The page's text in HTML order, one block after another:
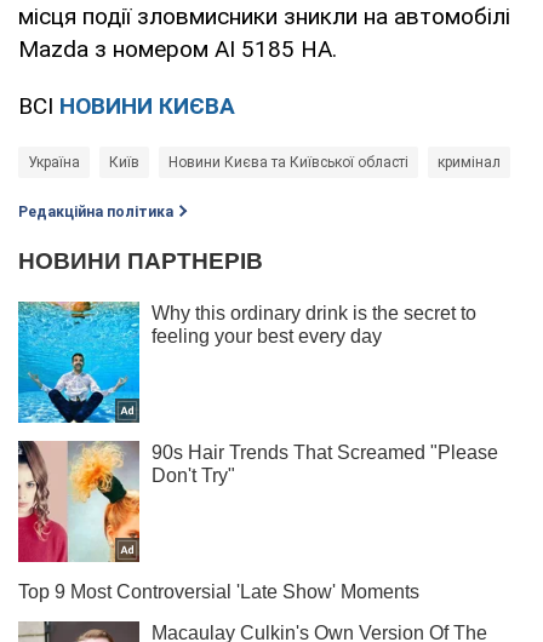
місця події зловмисники зникли на автомобілі
Mazda з номером АІ 5185 НА.
ВСІ НОВИНИ КИЄВА
Україна Київ Новини Києва та Київської області кримінал
Редакційна політика